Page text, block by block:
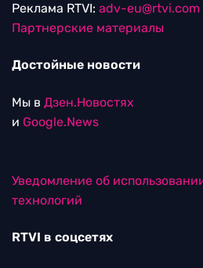
Реклама RTVI: adv-eu@rtvi.com
Партнерские материалы
Достойные новости
Мы в Дзен.Новостях
и Google.News
Уведомление об
технологий
RTVI в соцсетях